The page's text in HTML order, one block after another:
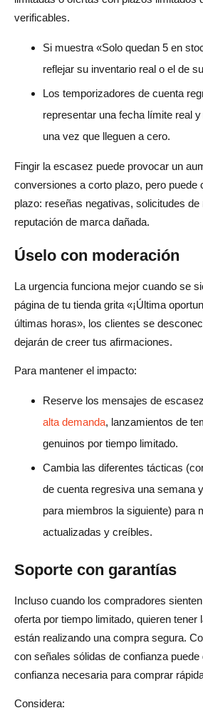
verificables.
Si muestra «Solo quedan 5 en
reflejar su inventario real o el de
Los temporizadores de cuenta
representar una fecha límite real
una vez que lleguen a cero.
Fingir la escasez puede provocar un
conversiones a corto plazo, pero puede
plazo: reseñas negativas, solicitudes
reputación de marca dañada.
Úselo con moderación
La urgencia funciona mejor cuando se
página de tu tienda grita «¡Última
últimas horas», los clientes se
dejarán de creer tus afirmaciones.
Para mantener el impacto:
Reserve los mensajes de
alta demanda, lanzamientos de
genuinos por tiempo limitado.
Cambia las diferentes tácticas
de cuenta regresiva una semana
para miembros la siguiente) para
actualizadas y creíbles.
Soporte con garantías
Incluso cuando los compradores
oferta por tiempo limitado, quieren tener
están realizando una compra segura.
con señales sólidas de confianza
confianza necesaria para comprar
Considera: